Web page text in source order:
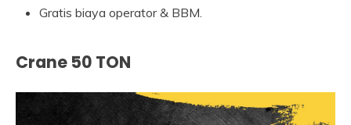
Gratis biaya operator & BBM.
Crane 50 TON